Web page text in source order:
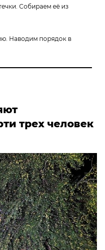
Собираем её из
Наводим порядок в
трех человек